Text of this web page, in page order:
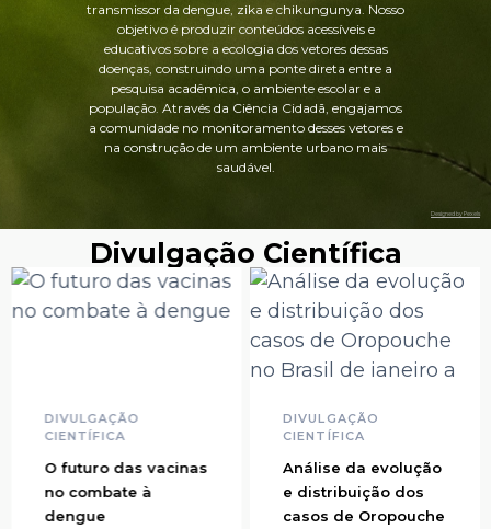
transmissor da dengue, zika e chikungunya. Nosso
objetivo é produzir conteúdos acessíveis e
educativos sobre a ecologia dos vetores dessas
doenças, construindo uma ponte direta entre a
pesquisa acadêmica, o ambiente escolar e a
população. Através da Ciência Cidadã, engajamos
a comunidade no monitoramento desses vetorese
na construção de um ambiente urbano mais
saudável.
Designed by Pexels
Divulgação Científica
DIVULGAÇÃO
CIENTÍFICA
O futuro das vacinas
no combate à
dengue
DIVULGAÇÃO
CIENTÍFICA
Análise da evolução
e distribuição dos
casos de Oropouche